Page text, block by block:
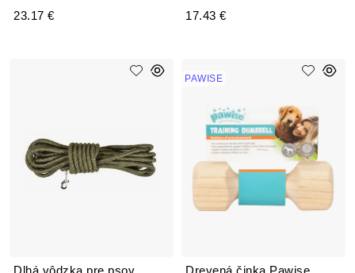
23.17 € 17.43 €
PAWISE